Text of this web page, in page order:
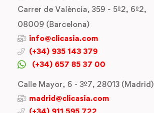
Carrer de València, 359 - 5º2, 6º2,
08009 (Barcelona)
info@clicasia.com
(+34) 935 143 379
(+34) 657 85 37 00
Calle Mayor, 6 - 3º7, 28013 (Madrid)
madrid@clicasia.com
(+34) 911 595 722